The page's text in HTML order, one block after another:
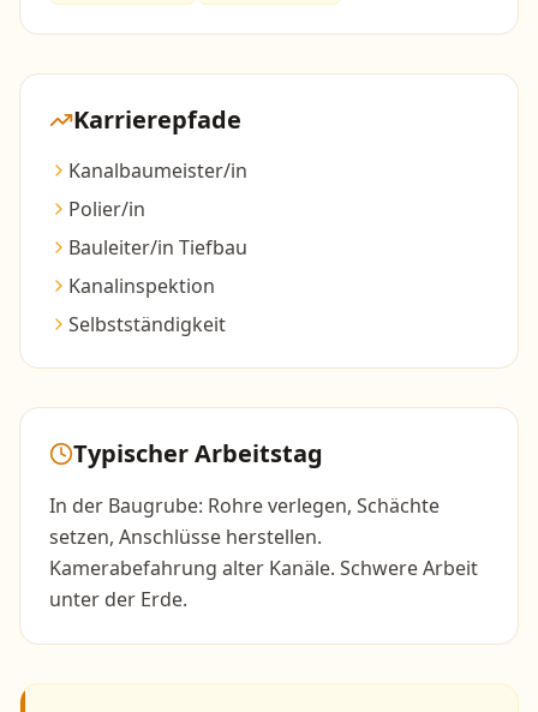
Karrierepfade
Kanalbaumeister/in
Polier/in
Bauleiter/in Tiefbau
Kanalinspektion
Selbstständigkeit
Typischer Arbeitstag
In der Baugrube: Rohre verlegen, Schächte
setzen, Anschlüsse herstellen.
Kamerabefahrung alter Kanäle. Schwere Arbeit
unter der Erde.